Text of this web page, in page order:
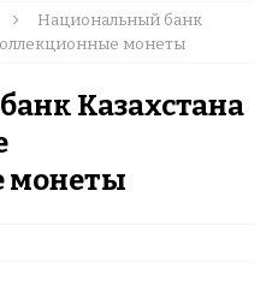
Национальный банк
монеты
Казахстана
монеты